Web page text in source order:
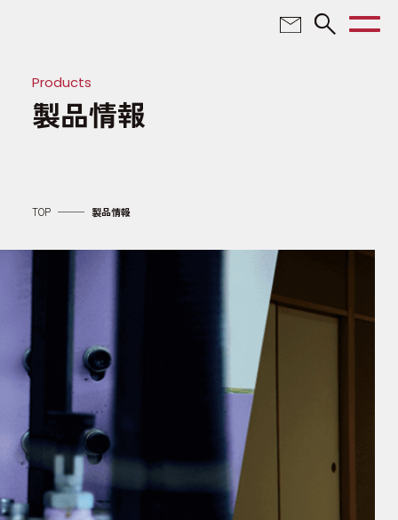
TOP
ソリューション
製品情報
企業情報
サステナビリティ
Products
製品情報
TOP 製品情報